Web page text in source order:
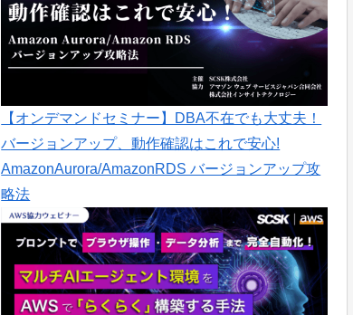
【オンデマンドセミナー】DBA不在でも大丈夫！
バージョンアップ、動作確認はこれで安心!
AmazonAurora/AmazonRDS バージョンアップ攻
略法